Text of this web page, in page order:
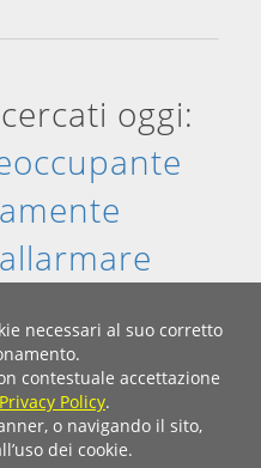
oggi:
allarmare
& Cookies
Sinonimi Contrari
necessari al suo corretto
contestuale accettazione
Privacy Policy.
o navigando il sito,
dei cookie.